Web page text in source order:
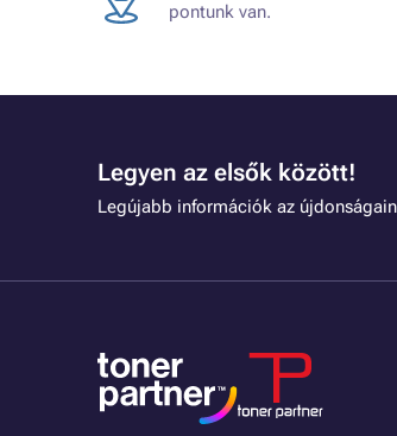
pontunk van.
Legyen az elsők között!
Legújabb információk az